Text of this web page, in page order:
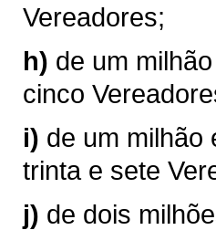
Vereadores;
h) de um
cinco
i) de um milhão
trinta e sete
j) de dois